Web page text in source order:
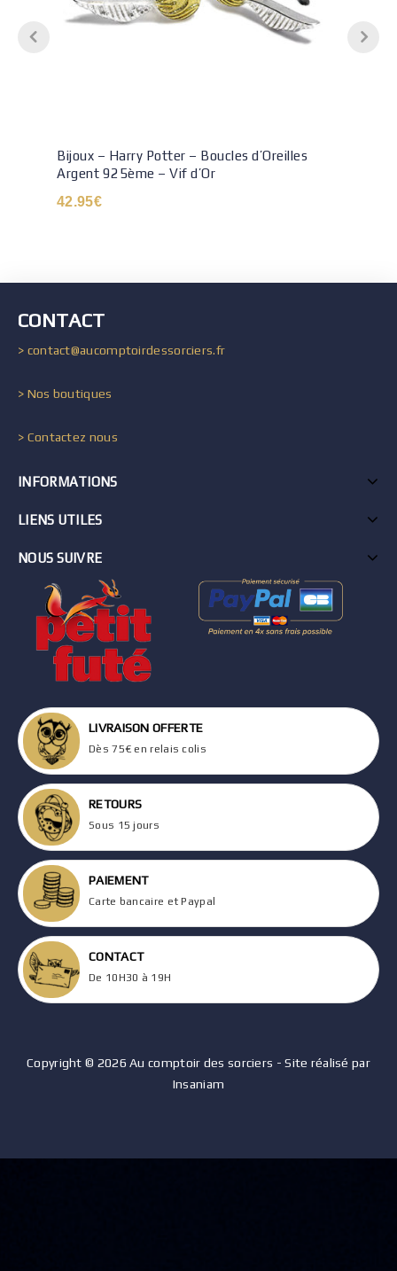
Bijoux – Harry Potter – Boucles d’Oreilles
Argent 925ème – Vif d’Or
42.95€
CONTACT
> contact@aucomptoirdessorciers.fr
> Nos boutiques
> Contactez nous
INFORMATIONS
LIENS UTILES
NOUS SUIVRE
LIVRAISON OFFERTE
Dès 75€ en relais colis
RETOURS
Sous 15 jours
PAIEMENT
Carte bancaire et Paypal
CONTACT
De 10H30 à 19H
Copyright © 2026 Au comptoir des sorciers - Site réalisé par
Insaniam